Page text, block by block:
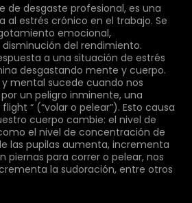
de desgaste profesional, es una
al estrés crónico en el trabajo. Se
emocional,
del rendimiento.
a una situación de estrés
desgastando mente y cuerpo.
mental sucede cuando nos
un peligro inminente, una
“ (“volar o pelear”). Esto causa
cuerpo cambie: el nivel de
el nivel de concentración de
las pupilas aumenta, incrementa
piernas para correr o pelear, nos
la sudoración, entre otros